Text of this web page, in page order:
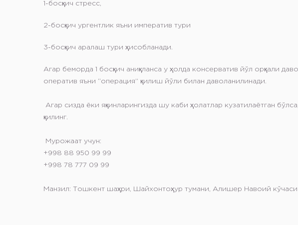
1-босқич стресс,
2-босқич ургентлик яъни императив тури
3-босқич аралаш тури ҳисобланади.
Агар беморда 1 босқич аниқланса у ҳолда консерватив йўл орқали
оператив яъни “операция” қилиш йўли билан даволанилинади.
Агар сизда ёки яқинларингизда шу каби ҳолатлар кузатилаётган
қилинг.
Мурожаат учун:
+998 88 950 99 99
+998 78 777 09 99
Манзил: Тошкент шаҳри, Шайхонтоҳур тумани, Алишер Навоий кўчаси